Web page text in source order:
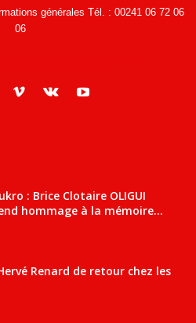
générales Tél. : 00241 06 72 06
06
: Brice Clotaire OLIGUI
hommage à la mémoire...
Renard de retour chez les